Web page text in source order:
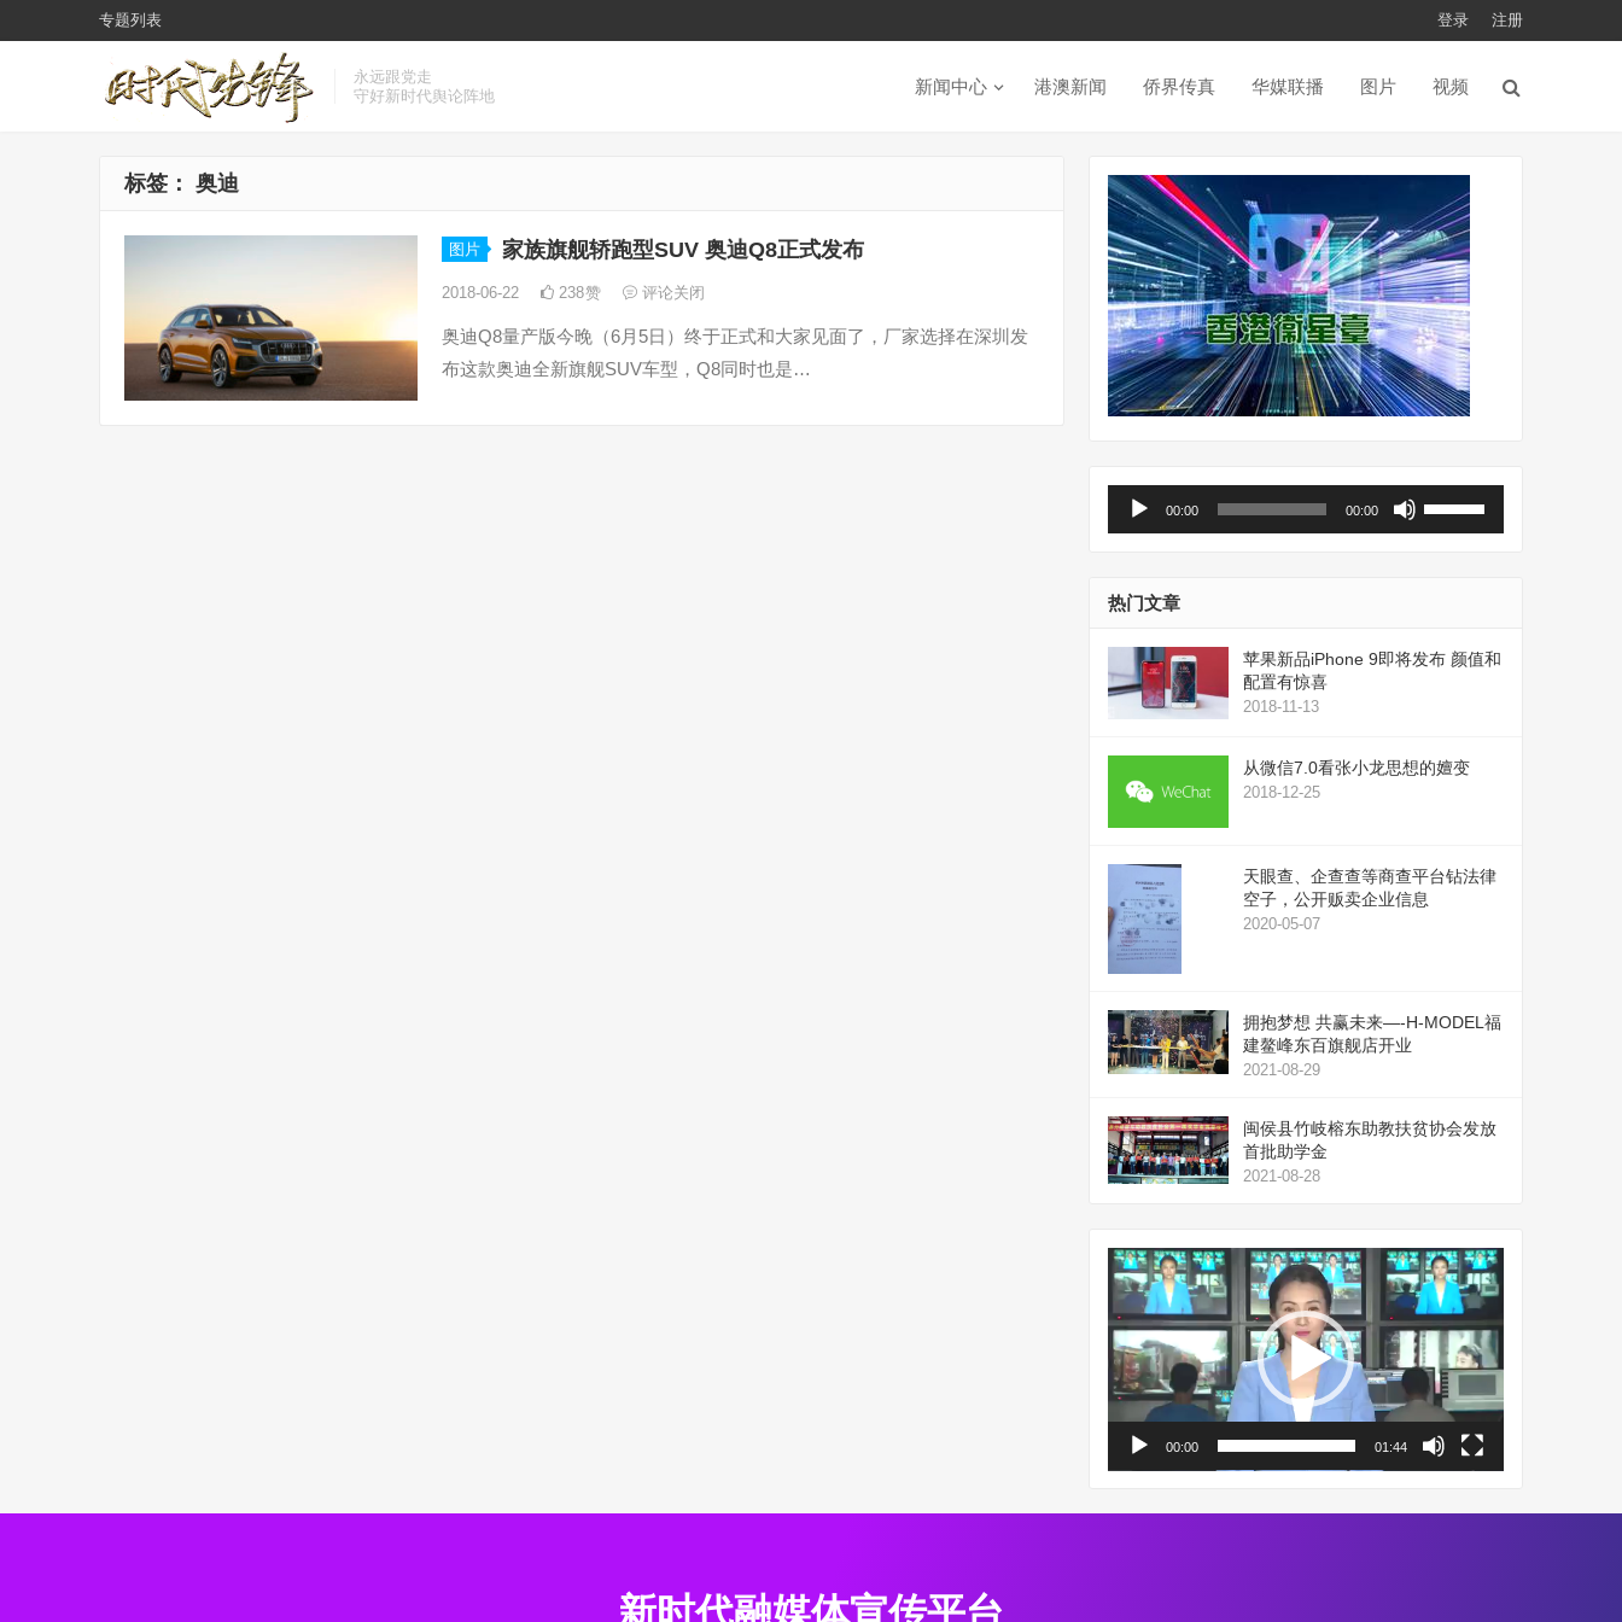
专题列表 登录 注册
永远跟党走
守好新时代舆论阵地
新闻中心 港澳新闻 侨界传真 华媒联播 图片 视频
标签： 奥迪
图片 家族旗舰轿跑型SUV 奥迪Q8正式发布
2018-06-22 238赞 评论关闭
奥迪Q8量产版今晚（6月5日）终于正式和大家见面了，厂家选择在深圳发
布这款奥迪全新旗舰SUV车型，Q8同时也是…
器
00:00 00:00
头
键
或
量。
热门文章
苹果新品iPhone 9即将发布 颜值和
配置有惊喜
2018-11-13
从微信7.0看张小龙思想的嬗变
2018-12-25
天眼查、企查查等商查平台钻法律
空子，公开贩卖企业信息
2020-05-07
拥抱梦想 共赢未来—-H-MODEL福
建鳌峰东百旗舰店开业
2021-08-29
闽侯县竹岐榕东助教扶贫协会发放
首批助学金
2021-08-28
视
频
播
放
器
00:00 01:44
新时代融媒体宣传平台